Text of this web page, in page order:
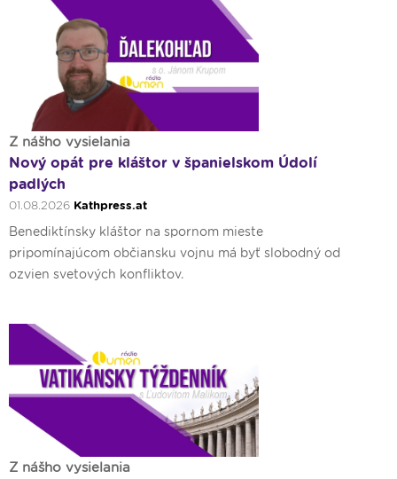
Z nášho vysielania
Nový opát pre kláštor v španielskom Údolí
padlých
01.08.2026 Kathpress.at
Benediktínsky kláštor na spornom mieste
pripomínajúcom občiansku vojnu má byť slobodný od
ozvien svetových konfliktov.
Z nášho vysielania